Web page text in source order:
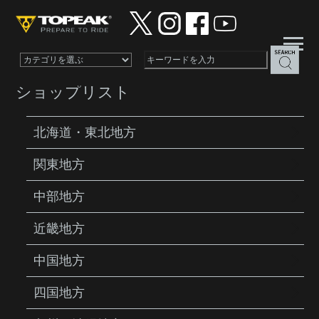
ショップリスト
北海道・東北地方
関東地方
中部地方
近畿地方
中国地方
四国地方
PRODUCTS